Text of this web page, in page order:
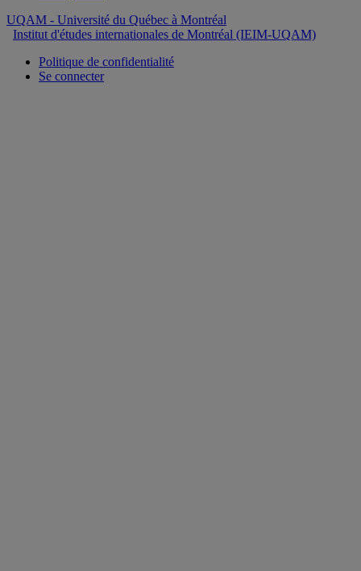
UQAM - Université du Québec à Montréal
Institut d'études internationales de Montréal (IEIM-UQAM)
Politique de confidentialité
Se connecter